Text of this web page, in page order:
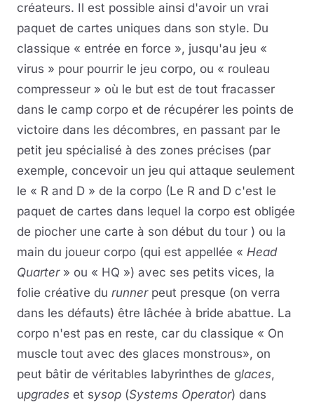
créateurs. Il est possible ainsi d'avoir un vrai
paquet de cartes uniques dans son style. Du
classique « entrée en force », jusqu'au jeu «
virus » pour pourrir le jeu corpo, ou « rouleau
compresseur » où le but est de tout fracasser
dans le camp corpo et de récupérer les points de
victoire dans les décombres, en passant par le
petit jeu spécialisé à des zones précises (par
exemple, concevoir un jeu qui attaque seulement
le « R and D » de la corpo (Le R and D c'est le
paquet de cartes dans lequel la corpo est obligée
de piocher une carte à son début du tour ) ou la
main du joueur corpo (qui est appellée « Head
Quarter» ou « HQ ») avec ses petits vices, la
folie créative du runnerpeut presque (on verra
dans les défauts) être lâchée à bride abattue. La
corpo n'est pas en reste, car du classique « On
muscle tout avec des glaces monstrous», on
peut bâtir de véritables labyrinthes de glaces,
upgrades et sysop (Systems Operator) dans